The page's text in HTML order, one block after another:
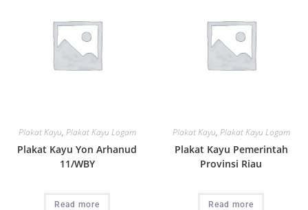
Plakat Kayu, Plakat Kayu Logam
Plakat Kayu Yon Arhanud
11/WBY
Read more
Plakat Kayu, Plakat Kayu Logam
Plakat Kayu Pemerintah
Provinsi Riau
Read more